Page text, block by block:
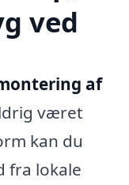
ved
af
været
kan du
fra lokale